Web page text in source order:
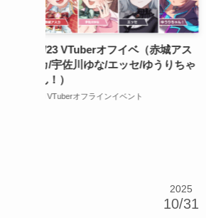
6/1 つなナズの結婚式へようこ
そ！～捕らわれのジューンブライ
ド～
個別イベント
2025
10/31